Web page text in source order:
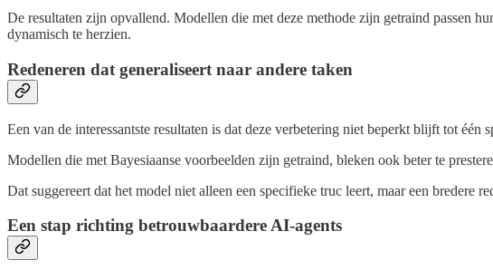
De resultaten zijn opvallend. Modellen die met deze methode zijn getraind passen
dynamisch te herzien.
Redeneren dat generaliseert naar andere taken
Een van de interessantste resultaten is dat deze verbetering niet beperkt blijft tot één
Modellen die met Bayesiaanse voorbeelden zijn getraind, bleken ook beter te
Dat suggereert dat het model niet alleen een specifieke truc leert, maar een bredere
Een stap richting betrouwbaardere AI-agents